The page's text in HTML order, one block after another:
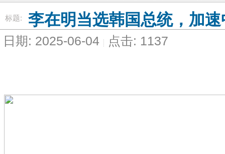
标题: 李在明当选韩国总统，加
日期: 2025-06-04 点击: 1137